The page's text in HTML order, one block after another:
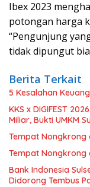
Ibex 2023
potongan harga
“Pengunjung
tidak dipungut
Berita Terkait
5 Kesalahan
KKS x DIGIFEST
Miliar, Bukti UMKM
Tempat Nongkrong
Tempat Nongkrong
Bank Indonesia
Didorong Tembus